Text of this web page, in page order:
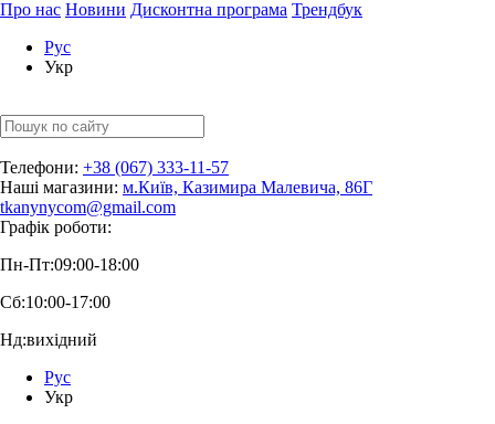
Про нас Новини Дисконтна програма Трендбук
Рус
Укр
Телефони: +38 (067) 333-11-57
Наші магазини: м.Київ, Казимира Малевича, 86Г
tkanynycom@gmail.com
Графік роботи:
Пн-Пт:09:00-18:00
Сб:10:00-17:00
Нд:вихідний
Рус
Укр